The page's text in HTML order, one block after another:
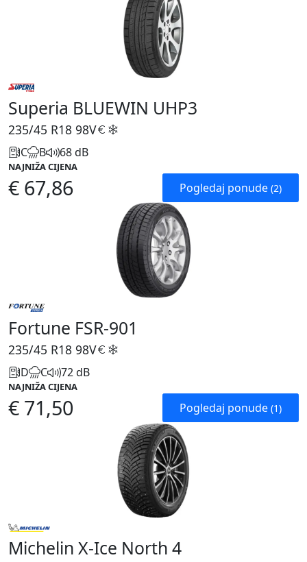
Superia BLUEWIN UHP3
235/45 R18 98V
C B 68 dB
NAJNIŽA CIJENA
€ 67,86 Pogledaj ponude (2)
Fortune FSR-901
235/45 R18 98V
D C 72 dB
NAJNIŽA CIJENA
€ 71,50 Pogledaj ponude (1)
Michelin X-Ice North 4